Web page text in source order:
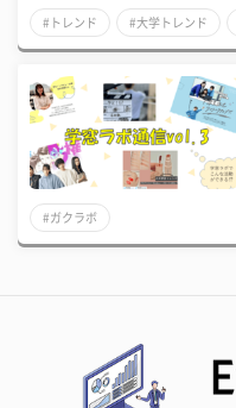
#トレンド #大学トレンド
#ガクラボ